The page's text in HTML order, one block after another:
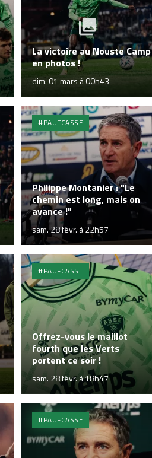
La victoire au Nouste Camp
en photos !
dim. 01 mars à 00h43
#PAUFCASSE
Philippe Montanier : "Le
chemin est long, mais on
avance !"
sam. 28 févr. à 22h57
#PAUFCASSE
Offrez-vous le maillot
fourth que les Verts
portent ce soir !
sam. 28 févr. à 18h47
#PAUFCASSE